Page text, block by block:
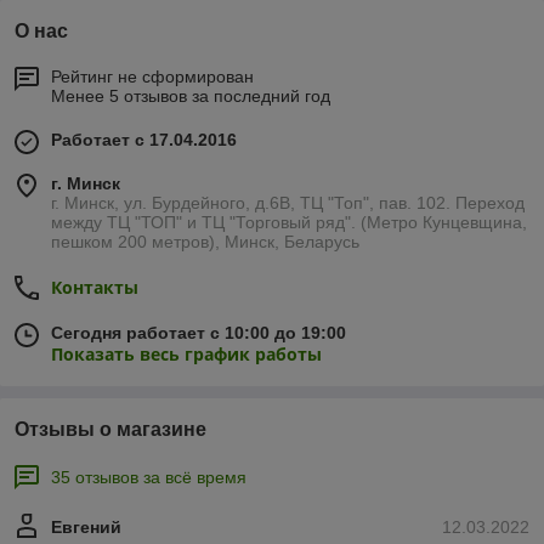
О нас
Рейтинг не сформирован
Менее 5 отзывов за последний год
Работает с 17.04.2016
г. Минск
г. Минск, ул. Бурдейного, д.6В, ТЦ "Топ", пав. 102. Переход
между ТЦ "ТОП" и ТЦ "Торговый ряд". (Метро Кунцевщина,
пешком 200 метров), Минск, Беларусь
Контакты
Сегодня работает с 10:00 до 19:00
Показать весь график работы
Отзывы о магазине
35 отзывов за всё время
12.03.2022
Евгений